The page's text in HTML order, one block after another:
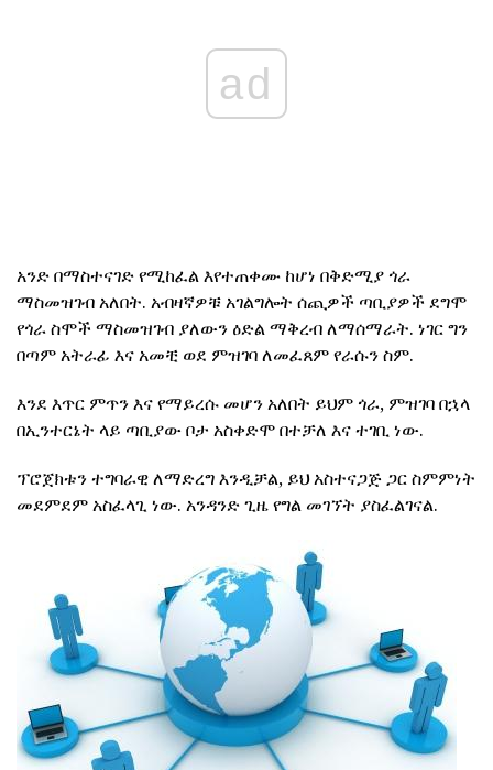
ad
አንድ በማስተናገድ የሚከፈል እየተጠቀሙ ከሆነ በቅድሚያ ጎራ
ማስመዝገብ አለበት. አብዛኛዎቹ አገልግሎት ሰጪዎች ጣቢያዎች ደግሞ
የጎራ ስሞች ማስመዝገብ ያለውን ዕድል ማቅረብ ለማሰማራት. ነገር ግን
በጣም አትራፊ እና አመቺ ወደ ምዝገባ ለመፈጸም የራሱን ስም.
እንደ እጥር ምጥን እና የማይረሱ መሆን አለበት ይህም ጎራ, ምዝገባ በኋላ
በኢንተርኔት ላይ ጣቢያው ቦታ አስቀድሞ በተቻለ እና ተገቢ ነው.
ፕሮጀክቱን ተግባራዊ ለማድረግ እንዲቻል, ይህ አስተናጋጅ ጋር ስምምነት
መደምደም አስፈላጊ ነው. አንዳንድ ጊዜ የግል መገኘት ያስፈልገናል.